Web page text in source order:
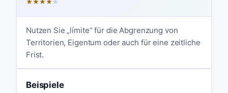
★★★★★
Nutzen Sie „límite“ für die Abgrenzung von
Territorien, Eigentum oder auch für eine zeitliche
Frist.
Beispiele